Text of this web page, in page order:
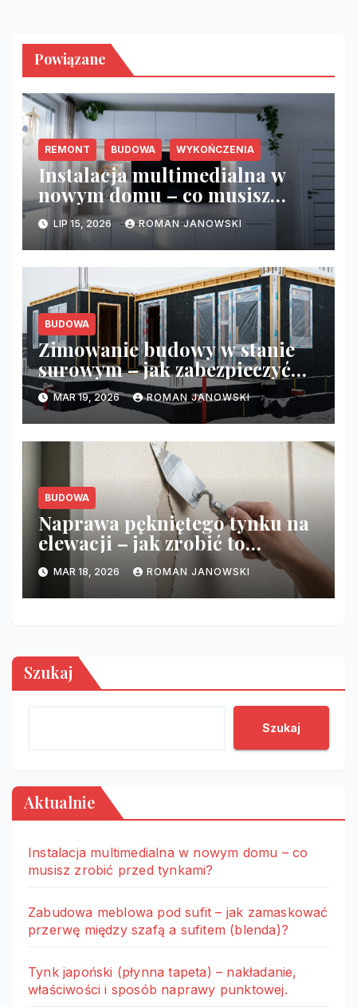
Powiązane
REMONT BUDOWA WYKOŃCZENIA
Instalacja multimedialna w
nowym domu – co musisz
zrobić przed tynkami?
LIP 15, 2026 ROMAN JANOWSKI
BUDOWA
Zimowanie budowy w stanie
surowym – jak zabezpieczyć
budynek przed mrozem?
MAR 19, 2026 ROMAN JANOWSKI
BUDOWA
Naprawa pękniętego tynku na
elewacji – jak zrobić to
niewidocznie?
MAR 18, 2026 ROMAN JANOWSKI
Szukaj
Szukaj
Aktualnie
Instalacja multimedialna w nowym domu – co
musisz zrobić przed tynkami?
Zabudowa meblowa pod sufit – jak zamaskować
przerwę między szafą a sufitem (blenda)?
Tynk japoński (płynna tapeta) – nakładanie,
właściwości i sposób naprawy punktowej.